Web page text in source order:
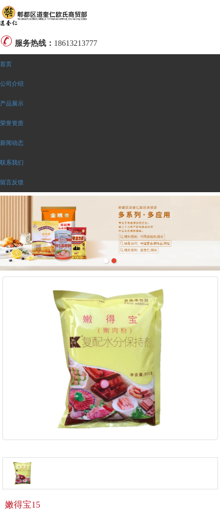
服务热线： 18613213777
首页
公司介绍
产品展示
荣誉资质
新闻动态
联系我们
留言反馈
嫩得宝15